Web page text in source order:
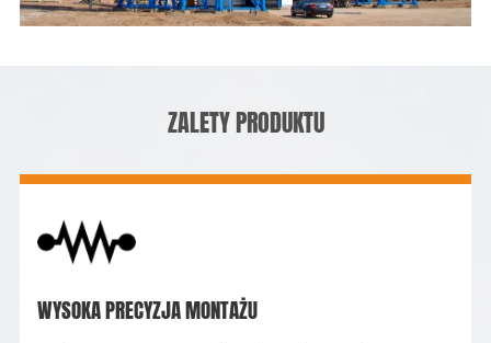
ZALETY PRODUKTU
WYSOKA PRECYZJA MONTAŻU